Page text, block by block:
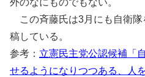
外のなにものでもない。
この斉藤氏は3月にも自衛隊
稿している。
参考： 立憲民主党公認候補「
せるようになりつつある、人